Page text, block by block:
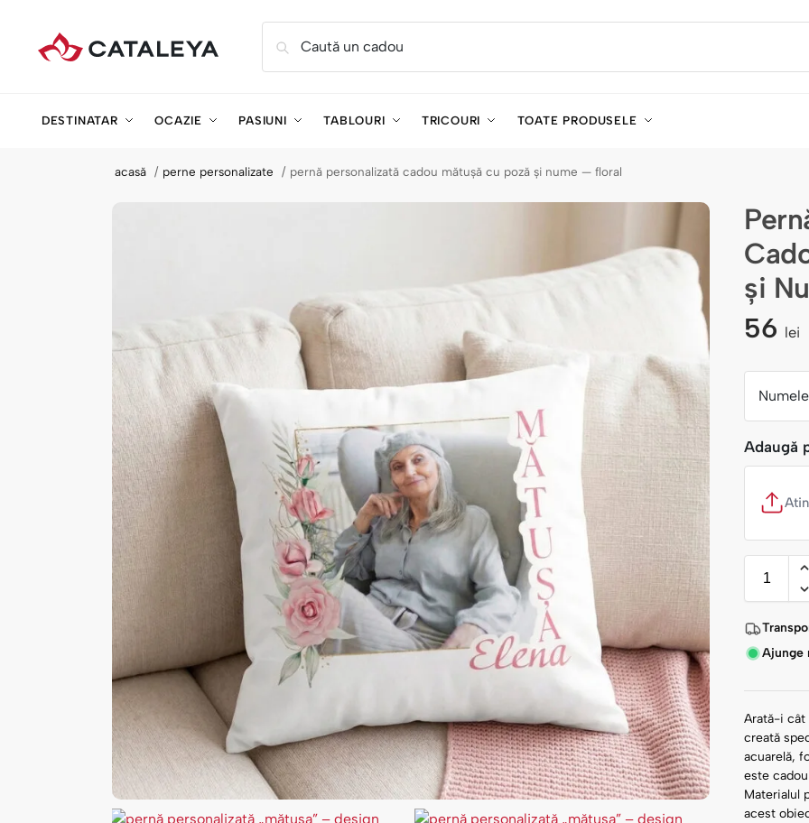
Caută un cadou
DESTINATAR OCAZIE PASIUNI TABLOURI TRICOURI TOATE PRODUSELE
acasă perne personalizate pernă personalizată cadou mătușă cu poză și nume — floral
și
56 lei
Adaugă
Ajunge
Arată-i cât
creată
acuarelă,
este
Materialul
acest